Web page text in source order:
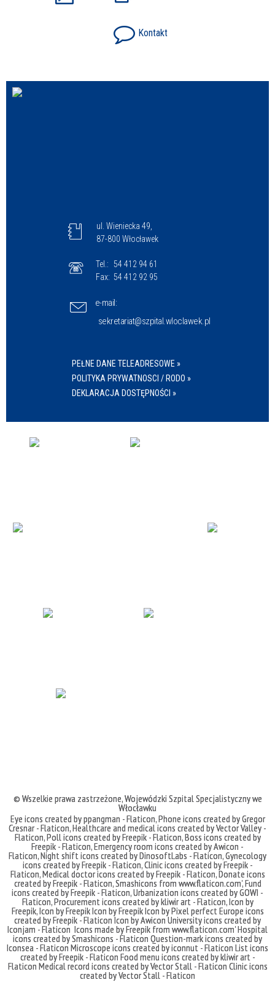
Kontakt
ul. Wieniecka 49,
87-800 Włocławek
Tel.: 54 412 94 61
Fax: 54 412 92 95
e-mail:
sekretariat@szpital.wloclawek.pl
PEŁNE DANE TELEADRESOWE »
POLITYKA PRYWATNOSCI / RODO »
DEKLARACJA DOSTĘPNOŚCI »
© Wszelkie prawa zastrzeżone,Wojewódzki Szpital Specjalistyczny we
Włocławku
Eye icons created by ppangman - Flaticon,Phone icons created by Gregor
Cresnar - Flaticon,Healthcare and medical icons created by Vector Valley -
Flaticon,Poll icons created by Freepik - Flaticon,Boss icons created by
Freepik - Flaticon,Emergency room icons created by Awicon -
Flaticon,Night shift icons created by DinosoftLabs - Flaticon,Gynecology
icons created by Freepik - Flaticon,Clinic icons created by Freepik -
Flaticon,Medical doctor icons created by Freepik - Flaticon,Donate icons
created by Freepik - Flaticon,Smashicons from www.flaticon.com',Fund
icons created by Freepik - Flaticon,Urbanization icons created by GOWI -
Flaticon,Procurement icons created by kliwir art - Flaticon,Icon by
Freepik,Icon by FreepikIcon by FreepikIcon by Pixel perfectEurope icons
created by Freepik - Flaticon Icon by Awicon University icons created by
Iconjam - Flaticon Icons made byFreepik from www.flaticon.com'Hospital
icons created by Smashicons - Flaticon Question-mark icons created by
Iconsea - Flaticon Microscope icons created by iconnut - Flaticon List icons
created by Freepik - Flaticon Food menu icons created by kliwir art -
Flaticon Medical record icons created by Vector Stall - Flaticon Clinic icons
created by Vector Stall - Flaticon